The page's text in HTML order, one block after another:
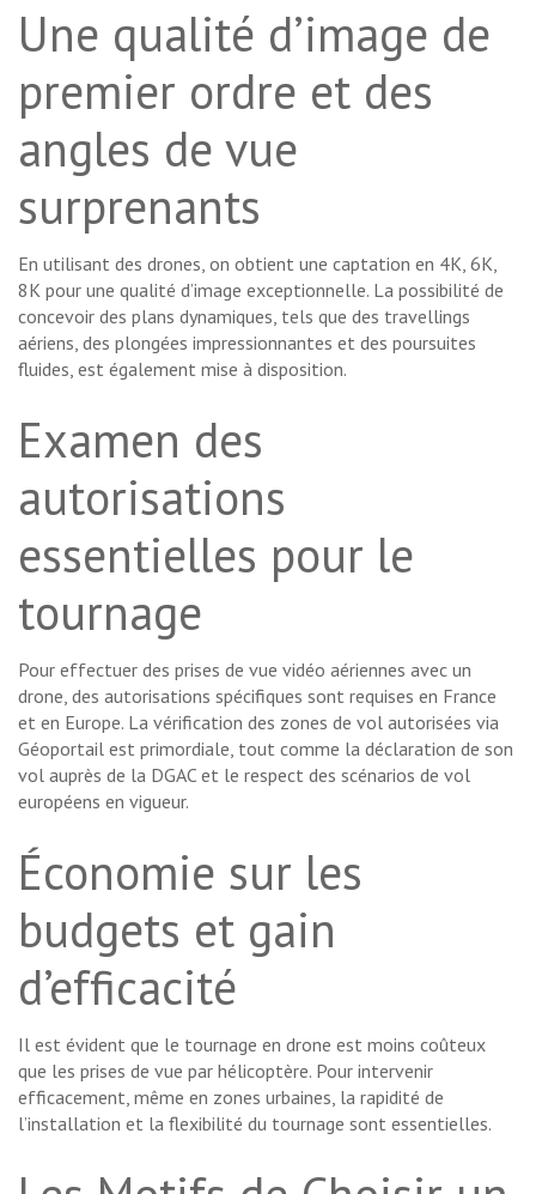
Une qualité d’image de
premier ordre et des
angles de vue
surprenants
En utilisant des drones, on obtient une captation en 4K, 6K,
8K pour une qualité d’image exceptionnelle. La possibilité de
concevoir des plans dynamiques, tels que des travellings
aériens, des plongées impressionnantes et des poursuites
fluides, est également mise à disposition.
Examen des
autorisations
essentielles pour le
tournage
Pour effectuer des prises de vue vidéo aériennes avec un
drone, des autorisations spécifiques sont requises en France
et en Europe. La vérification des zones de vol autorisées via
Géoportail est primordiale, tout comme la déclaration de son
vol auprès de la DGAC et le respect des scénarios de vol
européens en vigueur.
Économie sur les
budgets et gain
d’efficacité
Il est évident que le tournage en drone est moins coûteux
que les prises de vue par hélicoptère. Pour intervenir
efficacement, même en zones urbaines, la rapidité de
l’installation et la flexibilité du tournage sont essentielles.